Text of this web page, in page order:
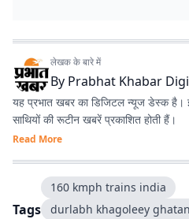
लेखक के बारे में
By Prabhat Khabar
यह प्रभात खबर का डिजिटल न्यूज डेस्क
साथियों की रूटीन खबरें प्रकाशित होती हैं।
Read More
Tags
160 kmph trains india
durlabh khagoleey